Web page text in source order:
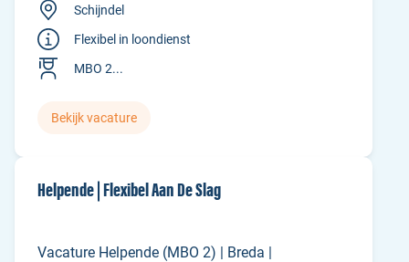
Schijndel
Flexibel in loondienst
MBO 2...
Bekijk vacature
Helpende | Flexibel Aan De Slag
Vacature Helpende (MBO 2) | Breda |